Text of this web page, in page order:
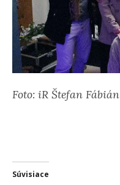
Foto: iR Štefan Fábián
Súvisiace